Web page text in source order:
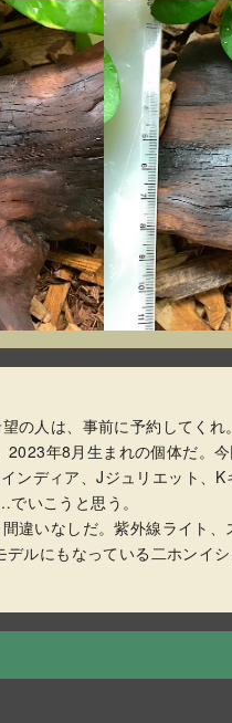
の人は、事前に予約してく
年8月生まれの個体だ。
ンディア、Jジュリエット、
いこうと思う。
違いなしだ。紫外線ライト
ルにもなっている二ホンイ